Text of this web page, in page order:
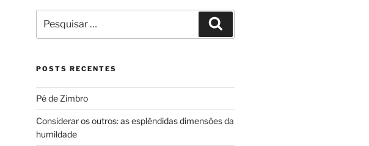
por:
POSTS RECENTES
Pé de Zimbro
Considerar os outros: as esplêndidas dimensões da
humildade